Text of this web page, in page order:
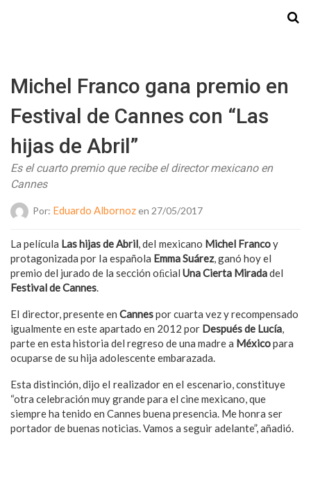
Michel Franco gana premio en
Festival de Cannes con “Las
hijas de Abril”
Es el cuarto premio que recibe el director mexicano en
Cannes
Por: Eduardo Albornozen 27/05/2017
La película Las hijas de Abril, deI mexicano Michel Francoy
protagonizada por Ia española Emma Suárez, ganó hoy eI
premio del jurado de la sección oﬁcial Una Cierta Miradadel
Festival de Cannes.
EI director, presente en Cannespor cuarta vez y recompensado
igualmente en este apartado en 2012 por Después de Lucía,
parte en esta historia del regreso de una madre a Méxicopara
ocuparse de su hija adolescente embarazada.
Esta distinción, dijo eI realizador en eI escenario, constituye
“otra celebración muy grande para el cine mexicano, que
siempre ha tenido en Cannes buena presencia. Me honra ser
portador de buenas noticias. Vamos a seguir adelante”, añadió.